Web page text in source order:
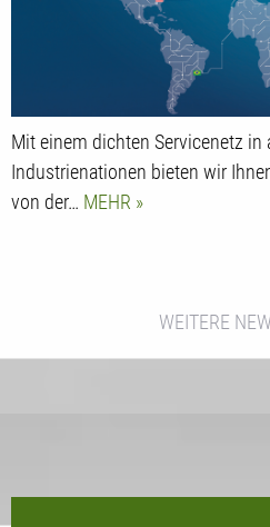
Mit einem dichten Servicenetz in
Industrienationen bieten wir
von der… MEHR
WEITERE